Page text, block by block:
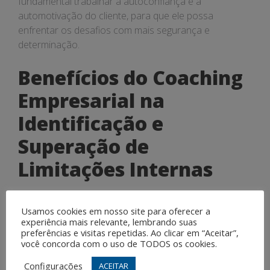
automotivação do cliente, para que ele possa
enfrentar os desafios com mais segurança e
determinação.
Benefícios do Coaching
Empresarial na
Identificação e
Superação de
Limitações Internas
identificação e superação de limitações internas são
inúmeros. Além de melhorar o desempenho e a
produtividade dos colaboradores, o processo
também contribui para o desenvolvimento pessoal e
Usamos cookies em nosso site para oferecer a
experiência mais relevante, lembrando suas
preferências e visitas repetidas. Ao clicar em “Aceitar”,
você concorda com o uso de TODOS os cookies.
Configurações
ACEITAR